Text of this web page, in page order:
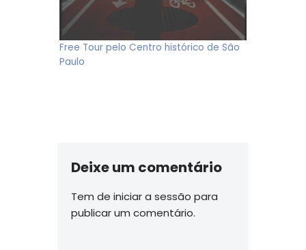
Free Tour pelo Centro histórico de São
Paulo
Deixe um comentário
Tem de iniciar a sessão para
publicar um comentário.